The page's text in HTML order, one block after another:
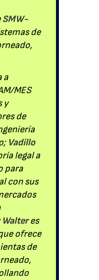
SMW-
de
a
MES
y
de
Vadillo
legal a
para
con sus
Walteres
ofrece
de